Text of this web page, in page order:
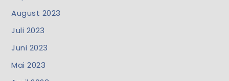
August 2023
Juli 2023
Juni 2023
Mai 2023